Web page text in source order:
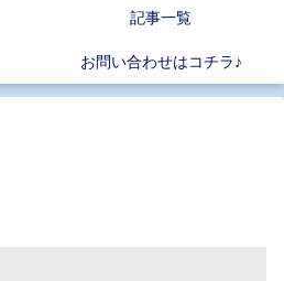
記事一覧
お問い合わせはコチラ♪